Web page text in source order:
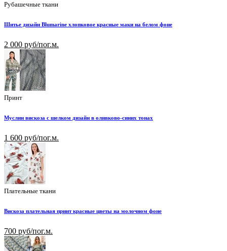
Рубашечные ткани
Шитье дизайн Blumarine хлопковое красные маки на белом фоне
2 000 руб/пог.м.
Принт
Муслин вискоза с шелком дизайн в оливково-синих тонах
1 600 руб/пог.м.
Плательные ткани
Вискоза плательная принт красные цветы на молочном фоне
700 руб/пог.м.